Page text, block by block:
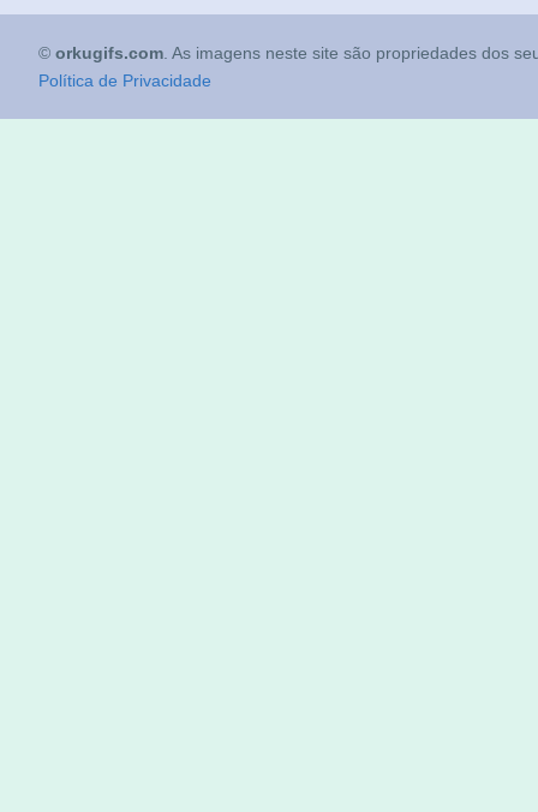
© orkugifs.com . As imagens neste site são propriedades dos
Política de Privacidade